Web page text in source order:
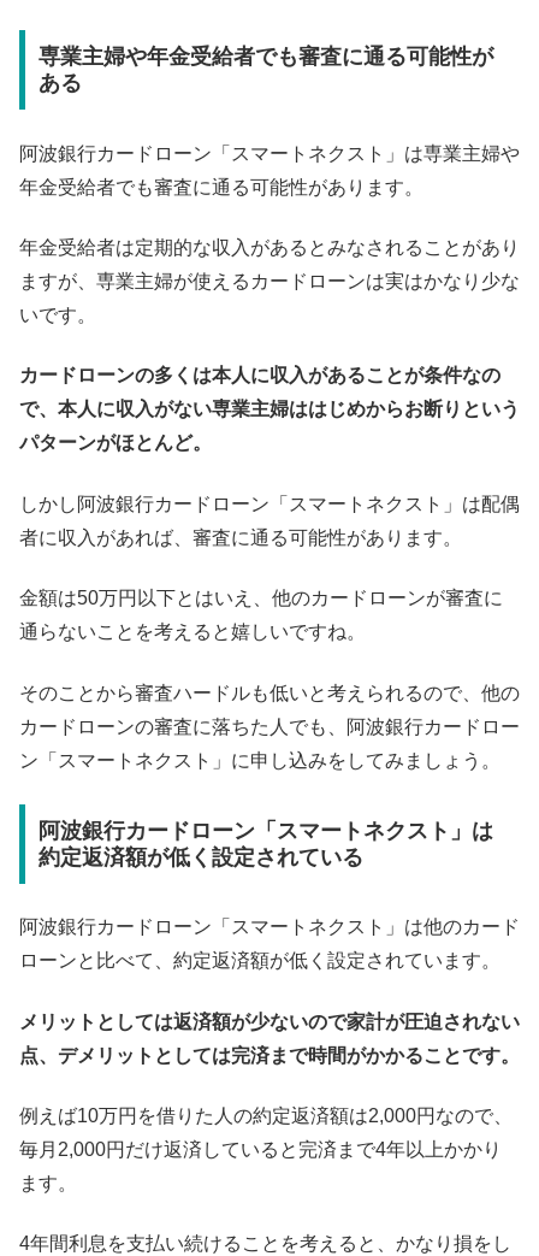
専業主婦や年金受給者でも審査に通る可能性が
ある
阿波銀行カードローン「スマートネクスト」は専業主婦や
年金受給者でも審査に通る可能性があります。
年金受給者は定期的な収入があるとみなされることがあり
ますが、専業主婦が使えるカードローンは実はかなり少な
いです。
カードローンの多くは本人に収入があることが条件なの
で、本人に収入がない専業主婦ははじめからお断りという
パターンがほとんど。
しかし阿波銀行カードローン「スマートネクスト」は配偶
者に収入があれば、審査に通る可能性があります。
金額は50万円以下とはいえ、他のカードローンが審査に
通らないことを考えると嬉しいですね。
そのことから審査ハードルも低いと考えられるので、他の
カードローンの審査に落ちた人でも、阿波銀行カードロー
ン「スマートネクスト」に申し込みをしてみましょう。
阿波銀行カードローン「スマートネクスト」は
約定返済額が低く設定されている
阿波銀行カードローン「スマートネクスト」は他のカード
ローンと比べて、約定返済額が低く設定されています。
メリットとしては返済額が少ないので家計が圧迫されない
点、デメリットとしては完済まで時間がかかることです。
例えば10万円を借りた人の約定返済額は2,000円なので、
毎月2,000円だけ返済していると完済まで4年以上かかり
ます。
4年間利息を支払い続けることを考えると、かなり損をし